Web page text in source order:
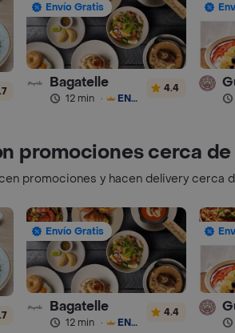
Envío Gratis
Bagatelle
12 min · ENVÍO GRATIS
4.4
promociones cerca de
promociones y hacen delivery cerca
Envío Gratis
Bagatelle
12 min · ENVÍO GRATIS
4.4